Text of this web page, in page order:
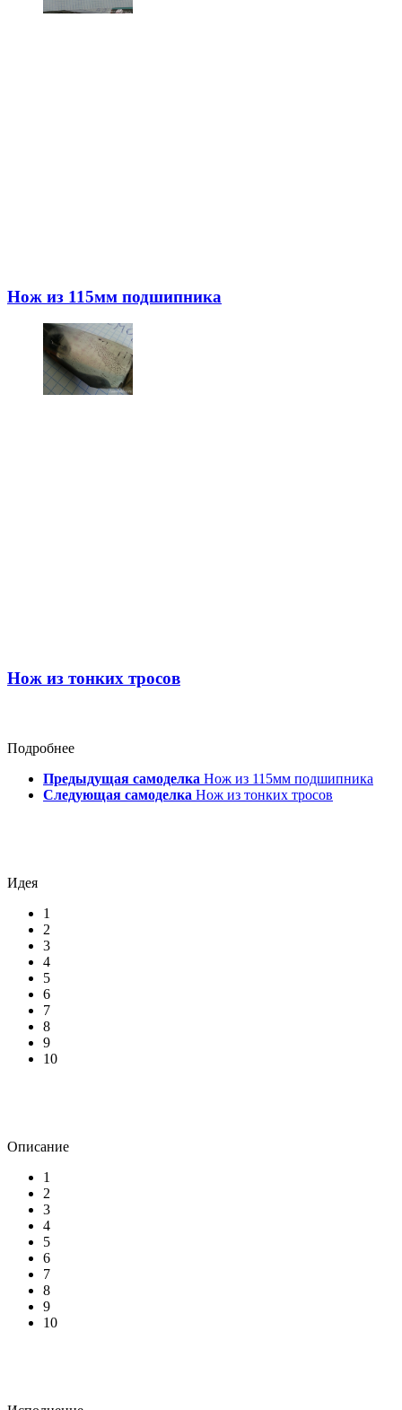
Нож из 115мм подшипника
Нож из тонких тросов
Подробнее
Предыдущая самоделка Нож из 115мм подшипника
Следующая самоделка Нож из тонких тросов
Идея
1
2
3
4
5
6
7
8
9
10
Описание
1
2
3
4
5
6
7
8
9
10